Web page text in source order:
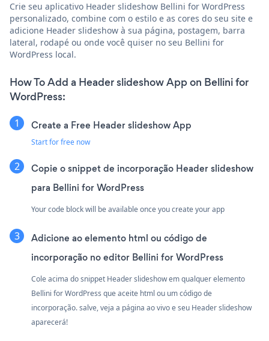
Crie seu aplicativo Header slideshow Bellini for WordPress
personalizado, combine com o estilo e as cores do seu site e
adicione Header slideshow à sua página, postagem, barra
lateral, rodapé ou onde você quiser no seu Bellini for
WordPress local.
How To Add a Header slideshow App on Bellini for
WordPress:
Create a Free Header slideshow App
Start for free now
Copie o snippet de incorporação Header slideshow
para Bellini for WordPress
Your code block will be available once you create your app
Adicione ao elemento html ou código de
incorporação no editor Bellini for WordPress
Cole acima do snippet Header slideshow em qualquer elemento
Bellini for WordPress que aceite html ou um código de
incorporação. salve, veja a página ao vivo e seu Header slideshow
aparecerá!